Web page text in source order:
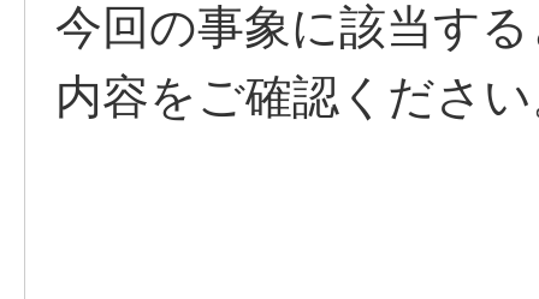
今回の事象に該当す
内容をご確認くださ